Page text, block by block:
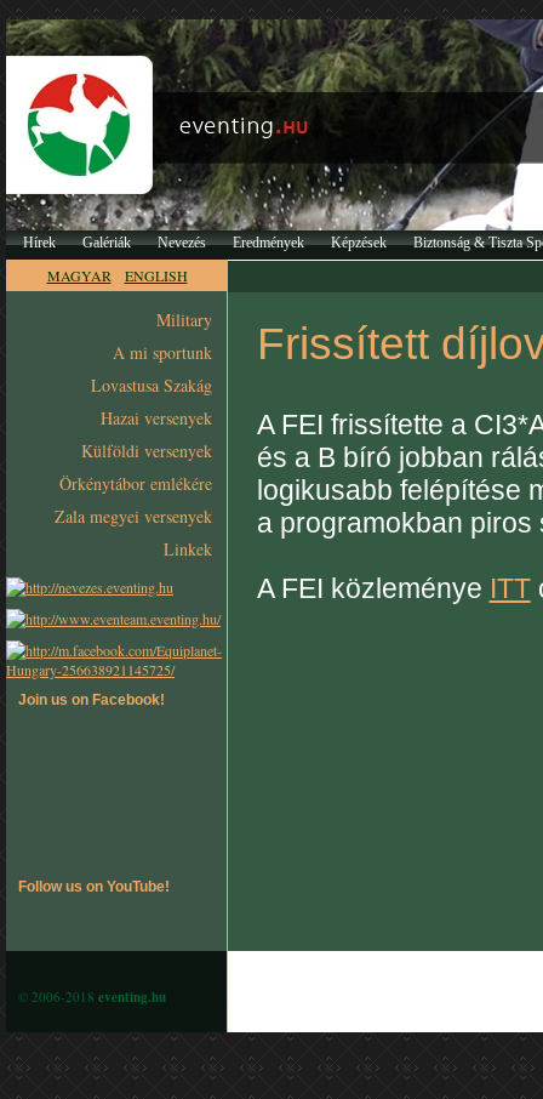
Hírek Galériák Nevezés Eredmények Képzések Biztonság & Tiszta
MAGYAR ENGLISH
Military
A mi sportunk
Lovastusa Szakág
Hazai versenyek
Külföldi versenyek
Örkénytábor emlékére
Zala megyei versenyek
Linkek
Join us on Facebook!
Follow us on YouTube!
Frissített
A FEI frissítette a
és a B bíró jobban
logikusabb felépítése
a programokban
A FEI közleménye ITT
© 2006-2018 eventing.hu